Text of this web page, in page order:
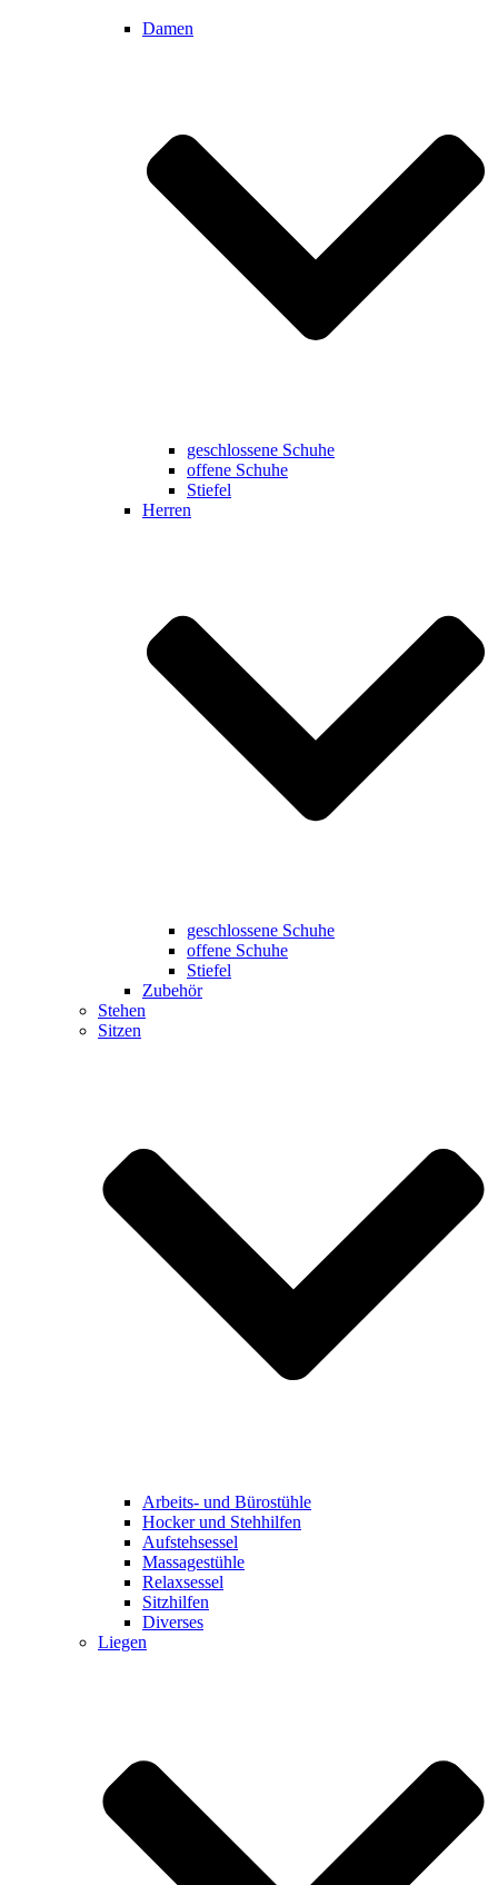
Damen
geschlossene Schuhe
offene Schuhe
Stiefel
Herren
geschlossene Schuhe
offene Schuhe
Stiefel
Zubehör
Stehen
Sitzen
Arbeits- und Bürostühle
Hocker und Stehhilfen
Aufstehsessel
Massagestühle
Relaxsessel
Sitzhilfen
Diverses
Liegen